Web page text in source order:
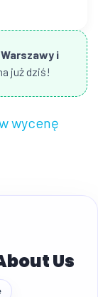
i
już dziś!
wycenę
Us